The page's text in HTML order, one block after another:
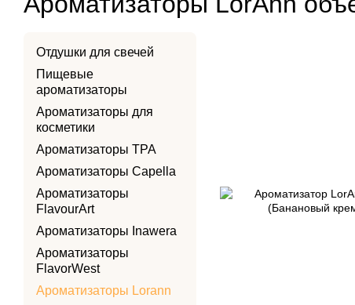
Отдушки для свечей
Пищевые
ароматизаторы
Ароматизаторы для
косметики
Ароматизаторы TPA
Ароматизаторы Capella
Ароматизаторы
FlavourArt
Ароматизаторы Inawera
Ароматизаторы
FlavorWest
Ароматизаторы Lorann